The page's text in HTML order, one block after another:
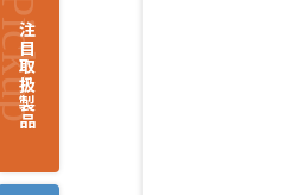
注目取扱製品